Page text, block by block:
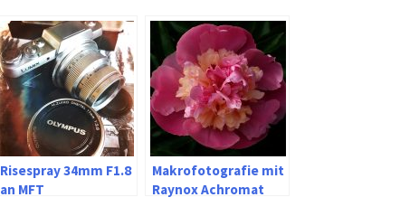
Risespray 34mm F1.8
an MFT
Makrofotografie mit
Raynox Achromat